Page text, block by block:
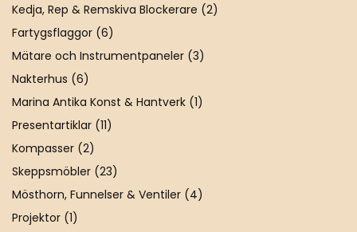
Kedja, Rep & Remskiva Blockerare (2)
Fartygsflaggor (6)
Mätare och Instrumentpaneler (3)
Nakterhus (6)
Marina Antika Konst & Hantverk (1)
Presentartiklar (11)
Kompasser (2)
Skeppsmöbler (23)
Mösthorn, Funnelser & Ventiler (4)
Projektor (1)